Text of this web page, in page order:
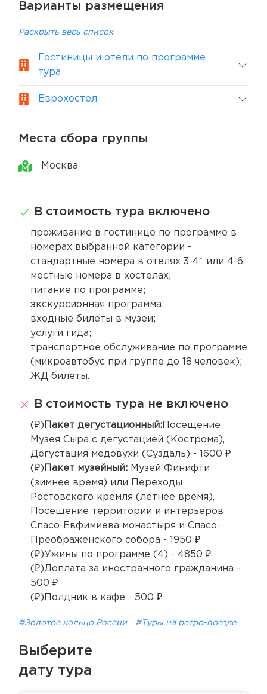
Варианты размещения
Раскрыть весь список
Гостиницы и отели по программе
тура
Еврохостел
Места сбора группы
Москва
В стоимость тура включено
проживание в гостинице по программе в
номерах выбранной категории -
стандартные номера в отелях 3-4* или 4-6
местные номера в хостелах;
питание по программе;
экскурсионная программа;
входные билеты в музеи;
услуги гида;
транспортное обслуживание по программе
(микроавтобус при группе до 18 человек);
ЖД билеты.
В стоимость тура не включено
(₽) Пакет дегустационный: Посещение
Музея Сыра с дегустацией (Кострома),
Дегустация медовухи (Суздаль) - 1600 ₽
(₽) Пакет музейный: Музей Финифти
(зимнее время) или Переходы
Ростовского кремля (летнее время),
Посещение территории и интерьеров
Спасо-Евфимиева монастыря и Спасо-
Преображенского собора - 1950 ₽
(₽)Ужины по программе (4) - 4850 ₽
(₽)Доплата за иностранного гражданина -
500 ₽
(₽)Полдник в кафе - 500 ₽
#Золотое кольцо России #Туры на ретро-поезде
Выберите
дату тура